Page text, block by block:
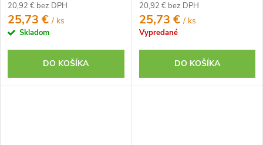
20,92 € bez DPH
25,73 €/ ks
Skladom
DO KOŠÍKA
20,92 € bez DPH
25,73 €/ ks
Vypredané
DO KOŠÍKA